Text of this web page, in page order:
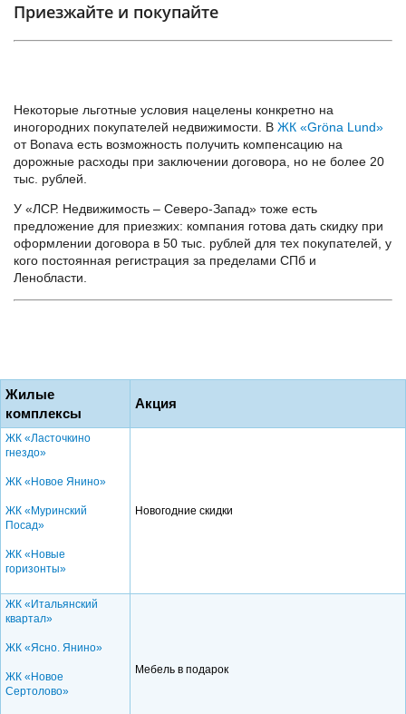
Приезжайте и покупайте
Некоторые льготные условия нацелены конкретно на
иногородних покупателей недвижимости. В ЖК «Gröna Lund»
от Bonava есть возможность получить компенсацию на
дорожные расходы при заключении договора, но не более 20
тыс. рублей.
У «ЛСР. Недвижимость – Северо-Запад» тоже есть
предложение для приезжих: компания готова дать скидку при
оформлении договора в 50 тыс. рублей для тех покупателей, у
кого постоянная регистрация за пределами СПб и
Ленобласти.
Жилые
комплексы
Акция
ЖК «Ласточкино
гнездо»
ЖК «Новое Янино»
ЖК «Муринский
Посад»
ЖК «Новые
горизонты»
Новогодние скидки
ЖК «Итальянский
квартал»
ЖК «Ясно. Янино»
ЖК «Новое
Сертолово»
Мебель в подарок